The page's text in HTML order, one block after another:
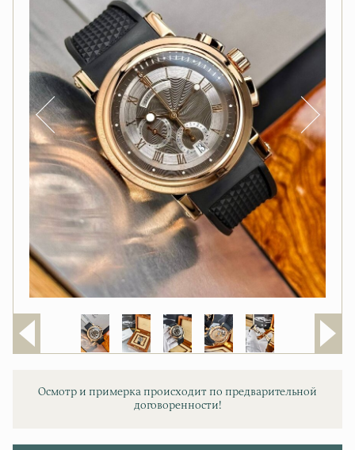
Осмотр и примерка происходит по предварительной
договоренности!